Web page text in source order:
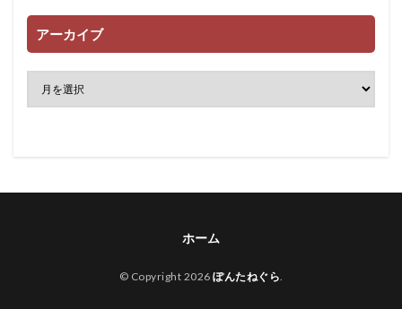
アーカイブ
ホーム
© Copyright 2026 ぽんたねぐら.